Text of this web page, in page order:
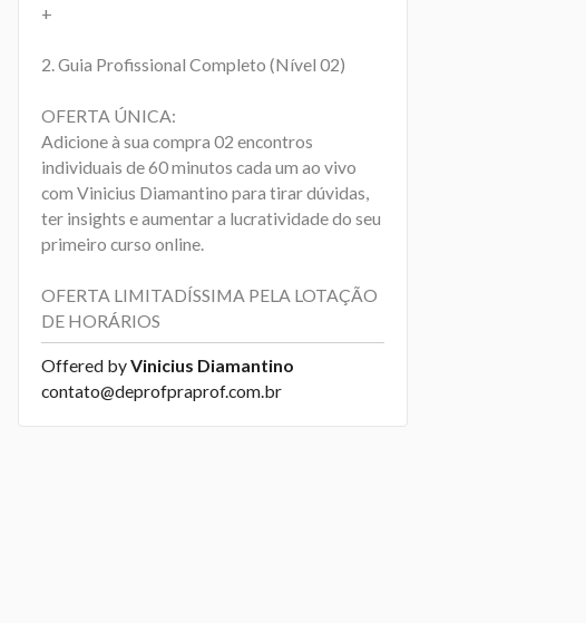
+
2. Guia Profissional Completo (Nível 02)
OFERTA ÚNICA:
Adicione à sua compra 02 encontros
individuais de 60 minutos cada um ao vivo
com Vinicius Diamantino para tirar dúvidas,
ter insights e aumentar a lucratividade do seu
primeiro curso online.
OFERTA LIMITADÍSSIMA PELA LOTAÇÃO
DE HORÁRIOS
Offered byVinicius Diamantino
contato@deprofpraprof.com.br